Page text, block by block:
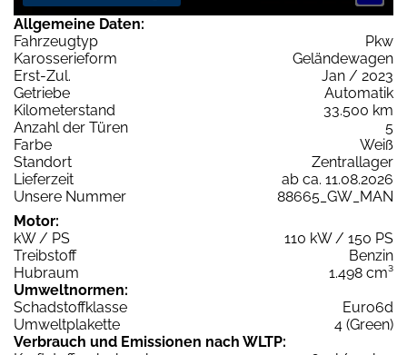
Allgemeine Daten:
Fahrzeugtyp
Pkw
Karosserieform
Geländewagen
Erst-Zul.
Jan / 2023
Getriebe
Automatik
Kilometerstand
33.500 km
Anzahl der Türen
5
Farbe
Weiß
Standort
Zentrallager
Lieferzeit
ab ca. 11.08.2026
Unsere Nummer
88665_GW_MAN
Motor:
kW / PS
110 kW / 150 PS
Treibstoff
Benzin
Hubraum
1.498 cm³
Umweltnormen:
Schadstoffklasse
Euro6d
Umweltplakette
4 (Green)
Verbrauch und Emissionen nach WLTP: